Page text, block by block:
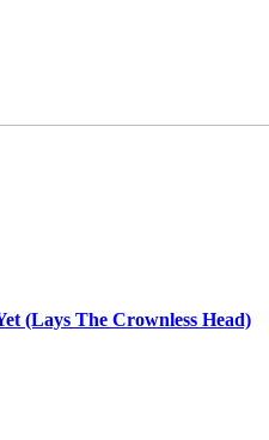
(Lays The Crownless Head)